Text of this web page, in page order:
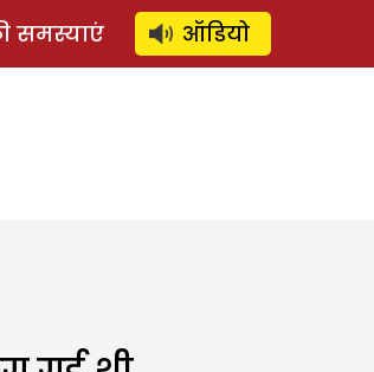
⚲ SUBSCRIBE
समस्याएं ऑडियो